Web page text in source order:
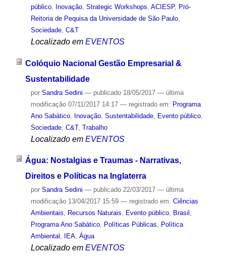
público, Inovação, Strategic Workshops ACIESP, Pró-
Reitoria de Pequisa da Universidade de São Paulo,
Sociedade, C&T
Localizado em EVENTOS
Colóquio Nacional Gestão Empresarial &
Sustentabilidade
por Sandra Sedini — publicado18/05/2017 — última
modificação07/11/2017 14:17 — registrado em: Programa
Ano Sabático, Inovação, Sustentabilidade, Evento público,
Sociedade, C&T, Trabalho
Localizado em EVENTOS
Água: Nostalgias e Traumas - Narrativas,
Direitos e Políticas na Inglaterra
por Sandra Sedini — publicado22/03/2017 — última
modificação13/04/2017 15:59 — registrado em: Ciências
Ambientais, Recursos Naturais, Evento público, Brasil ,
Programa Ano Sabático, Políticas Públicas, Política
Ambiental , IEA, Água
Localizado em EVENTOS